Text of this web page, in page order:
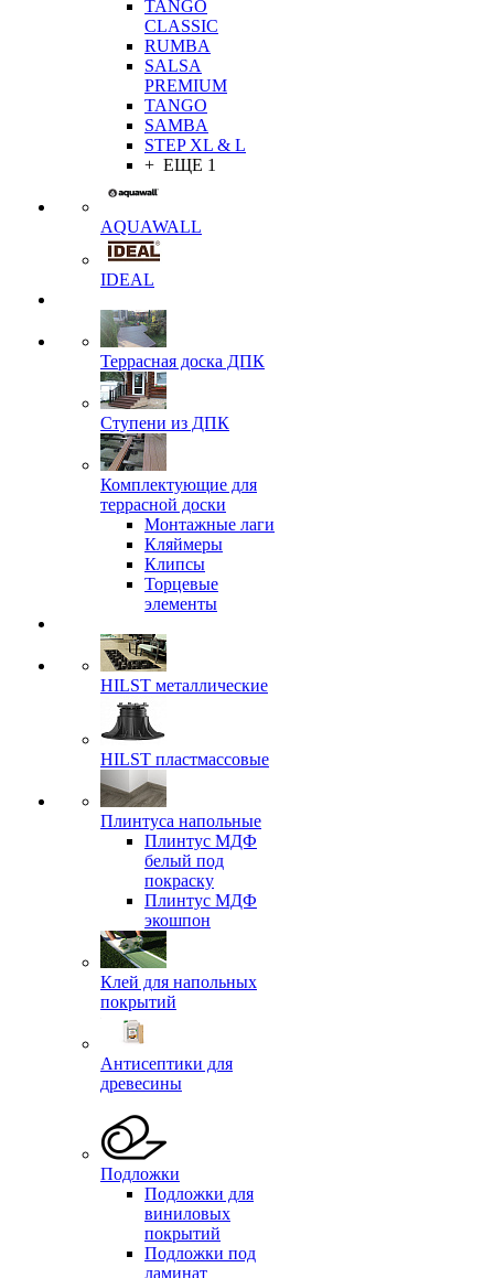
TANGO
CLASSIC
RUMBA
SALSA
PREMIUM
TANGO
SAMBA
STEP XL & L
+ ЕЩЕ 1
AQUAWALL
IDEAL
Террасная доска ДПК
Ступени из ДПК
Комплектующие для
террасной доски
Монтажные лаги
Кляймеры
Клипсы
Торцевые
элементы
HILST металлические
HILST пластмассовые
Плинтуса напольные
Плинтус МДФ
белый под
покраску
Плинтус МДФ
экошпон
Клей для напольных
покрытий
Антисептики для
древесины
Подложки
Подложки для
виниловых
покрытий
Подложки под
ламинат